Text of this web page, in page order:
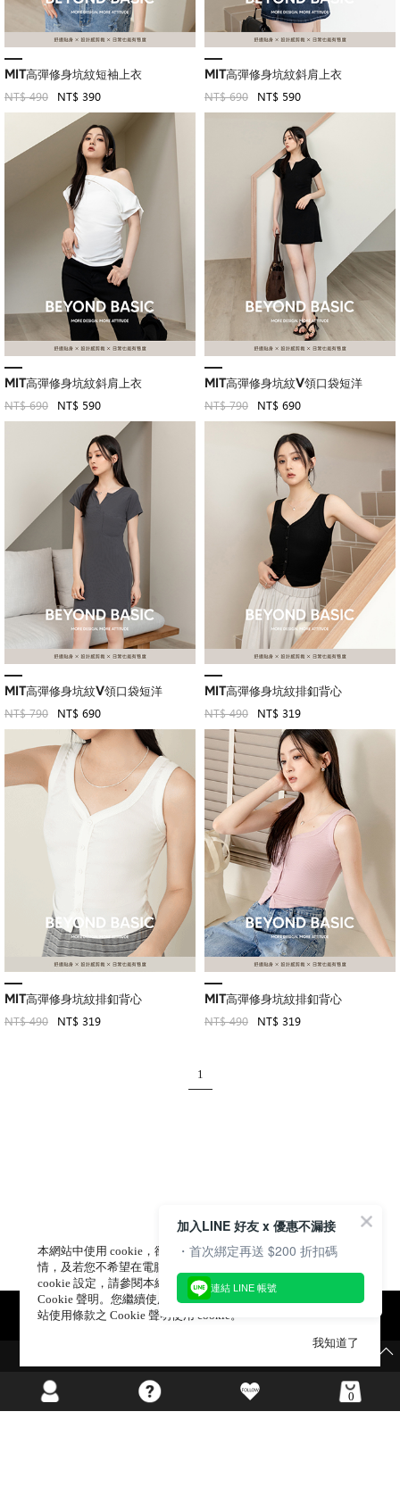
MIT高彈修身坑紋短袖上衣
NT$ 490 NT$ 390
MIT高彈修身坑紋斜肩上衣
NT$ 690 NT$ 590
MIT高彈修身坑紋斜肩上衣
NT$ 690 NT$ 590
MIT高彈修身坑紋V領口袋短洋
NT$ 790 NT$ 690
MIT高彈修身坑紋V領口袋短洋
NT$ 790 NT$ 690
MIT高彈修身坑紋排釦背心
NT$ 490 NT$ 319
MIT高彈修身坑紋排釦背心
NT$ 490 NT$ 319
MIT高彈修身坑紋排釦背心
NT$ 490 NT$ 319
1
本網站中使用 cookie，欲查詢有關本網站使用 cookie 方式之詳
情，及若您不希望在電腦上使用 cookie 時應如何變更電腦的
cookie 設定，請參閱本網站「隱私權及網站使用條款
Cookie 聲明。您繼續使用本網站即表示您同意本公司得按本網
站使用條款之 Cookie 聲明使用 cookie。
我知道了
海外網站
0
加入LINE 好友 x 優惠不漏接
・首次綁定再送 $200 折扣碼
連結 LINE 帳號